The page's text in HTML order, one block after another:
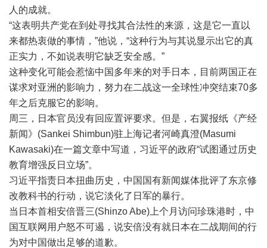
人的成就。
“这表明共产党在到处寻找其合法性的来源，这是它一直以
来都热衷做的事情，”他说，“这种行为与其说显示出它的真
正实力，不如说表明它缺乏安全感。”
这种变化可能会惹恼中国多年来的对手日本，目前两国正在
谋求对亚洲的影响力，努力在二战这一全球性冲突结束70多
年之后克服它的影响。
周三，日本官员没有回应置评要求。但是，右翼报纸《产经
新闻》(Sankei Shimbun)驻上海记者河崎真澄(Masumi
Kawasaki)在一篇文章中写道，习近平的政府“试图通过历史
教育增强反日立场”。
习近平指责日本扭曲历史，中国国有新闻媒体批评了东京修
改教科书的行动，说它淡化了日军的暴行。
当日本首相安倍晋三(Shinzo Abe)上个月访问珍珠港时，中
国互联网用户怒不可遏，说安倍没有就日本在二战期间的行
为对中国做出足够的道歉。